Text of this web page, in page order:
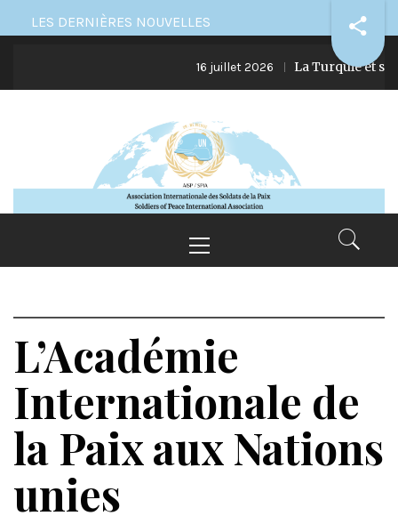
Skip
to
LES DERNIÈRES NOUVELLES
16 juillet 2026 La Turquie et ses
Menu
L’Académie
Internationale de
la Paix aux Nations
unies